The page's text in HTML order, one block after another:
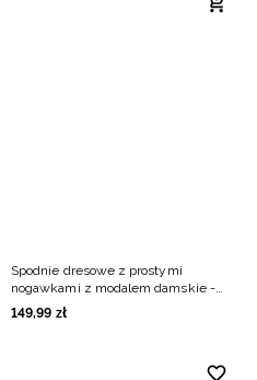
Spodnie dresowe z prostymi
nogawkami z modalem damskie -
zielone
149,99 zł